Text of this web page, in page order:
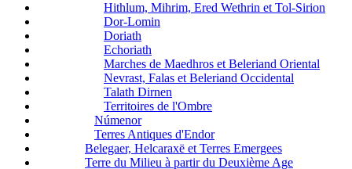
Hithlum, Mihrim, Ered Wethrin et Tol-Sirion
Dor-Lomin
Doriath
Echoriath
Marches de Maedhros et Beleriand Oriental
Nevrast, Falas et Beleriand Occidental
Talath Dirnen
Territoires de l'Ombre
Númenor
Terres Antiques d'Endor
Belegaer, Helcaraxë et Terres Emergees
Terre du Milieu à partir du Deuxième Age